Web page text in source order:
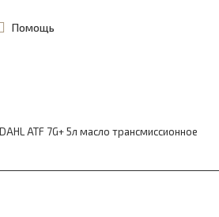
Помощь
ATF 7G+ 5л масло трансмиссионное